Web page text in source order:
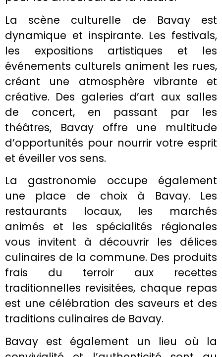
La scène culturelle de Bavay est
dynamique et inspirante. Les festivals,
les expositions artistiques et les
événements culturels animent les rues,
créant une atmosphère vibrante et
créative. Des galeries d’art aux salles
de concert, en passant par les
théâtres, Bavay offre une multitude
d’opportunités pour nourrir votre esprit
et éveiller vos sens.
La gastronomie occupe également
une place de choix à Bavay. Les
restaurants locaux, les marchés
animés et les spécialités régionales
vous invitent à découvrir les délices
culinaires de la commune. Des produits
frais du terroir aux recettes
traditionnelles revisitées, chaque repas
est une célébration des saveurs et des
traditions culinaires de Bavay.
Bavay est également un lieu où la